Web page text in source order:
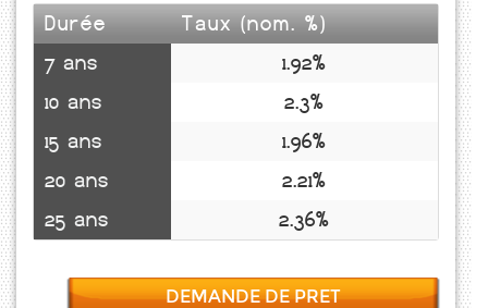
Durée
Taux (nom. %)
7 ans
1.92%
10 ans
2.3%
15 ans
1.96%
20 ans
2.21%
25 ans
2.36%
DEMANDE DE PRET